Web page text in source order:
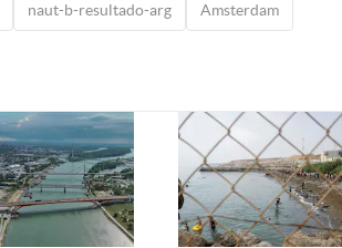
naut-b-resultado-arg Amsterdam